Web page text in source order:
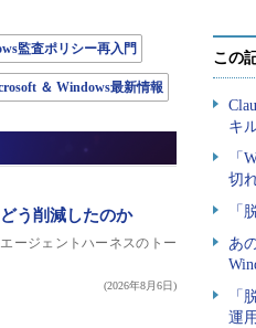
ブログ
監査ポリシー再入門
＆ Windows最新情報
う削減したのか
ージェントハーネスのトー
(2026年8月6日)